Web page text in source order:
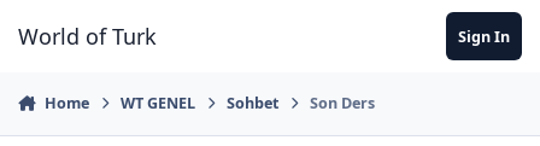
World of Turk Sign In
Home WT GENEL Sohbet Son Ders